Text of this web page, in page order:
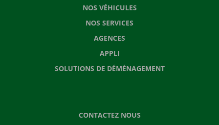
NOS VÉHICULES
NOS SERVICES
AGENCES
APPLI
SOLUTIONS DE DÉMÉNAGEMENT
CONTACTEZ NOUS